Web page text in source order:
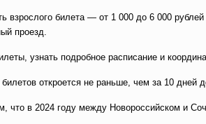
взрослого билета — от 1 000 до 6 000
проезд.
узнать подробное расписание и
откроется не раньше, чем за 10 дней
что в 2024 году между Новороссийском и